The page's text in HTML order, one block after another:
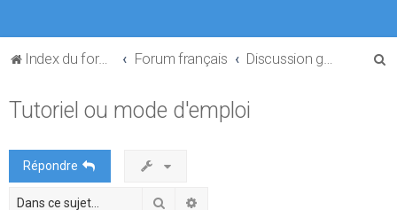
Index du forum Forum français
Tutoriel ou mode d'emploi
Répondre
Rechercher